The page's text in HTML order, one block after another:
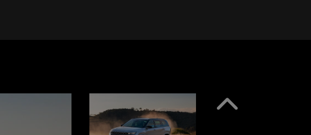
Anterior